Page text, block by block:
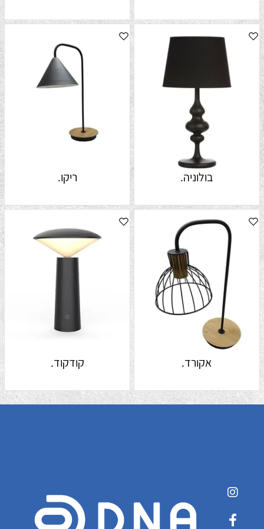
בולוניה. ריקו.
אקורד. קודקוד.